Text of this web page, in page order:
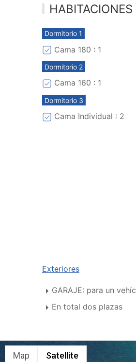
HABITACIONES
Dormitorio 1
Cama 180 : 1
Dormitorio 2
Cama 160 : 1
Dormitorio 3
Cama Individual : 2
Exteriores
GARAJE: para un
En total dos plazas
Map Satellite